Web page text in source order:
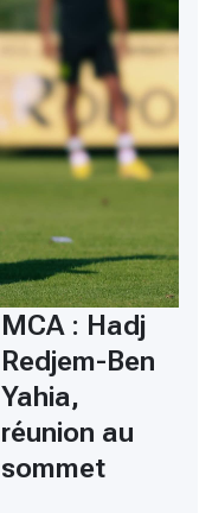
MCA : Hadj
Redjem-Ben
Yahia,
réunion au
sommet